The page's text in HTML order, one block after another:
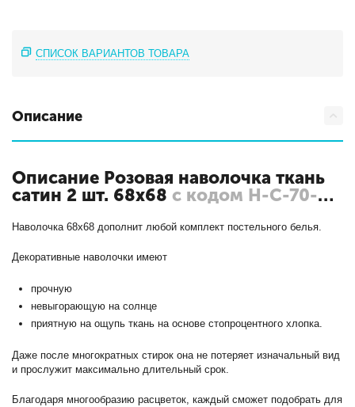
СПИСОК ВАРИАНТОВ ТОВАРА
Описание
Описание Розовая наволочка ткань
сатин 2 шт. 68х68 с кодом Н-С-70-
Наволочка 68х68 дополнит любой комплект постельного белья.
Декоративные наволочки имеют
прочную
невыгорающую на солнце
приятную на ощупь ткань на основе стопроцентного хлопка.
Даже после многократных стирок она не потеряет изначальный вид
и прослужит максимально длительный срок.
Благодаря многообразию расцветок, каждый сможет подобрать для